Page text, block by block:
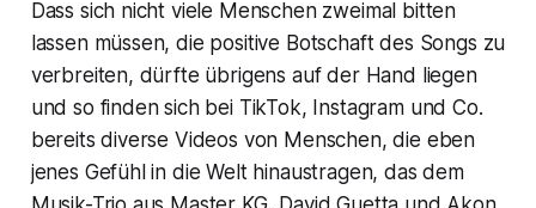
Dass sich nicht viele Menschen zweimal bitten
lassen müssen, die positive Botschaft des Songs zu
verbreiten, dürfte übrigens auf der Hand liegen
und so finden sich bei TikTok, Instagram und Co.
bereits diverse Videos von Menschen, die eben
jenes Gefühl in die Welt hinaustragen, das dem